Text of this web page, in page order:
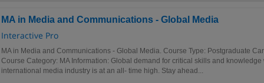
MA in Media and Communications - Global Media
Interactive Pro
MA in Media and Communications - Global Media. Course Type: Postgraduate
Course Category: MA Information: Global demand for critical skills and knowledge
international media industry is at an all- time high. Stay ahead...